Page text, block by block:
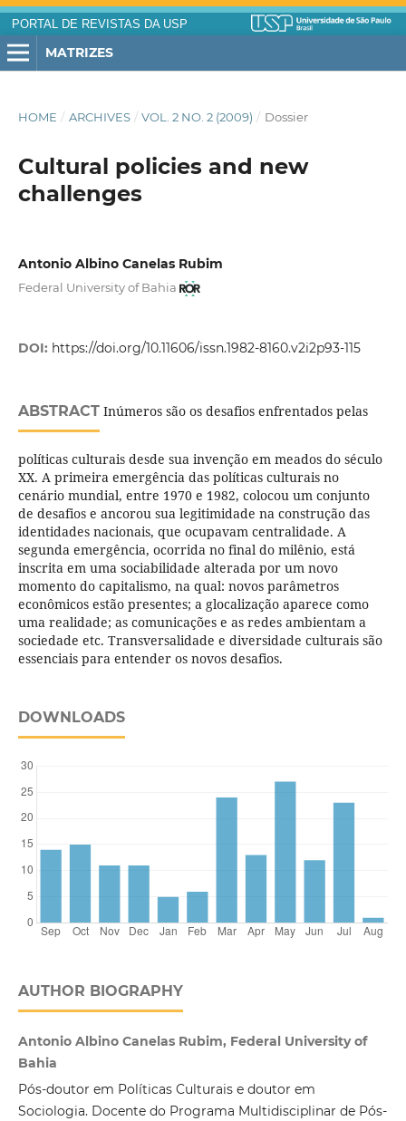
PORTAL DE REVISTAS DA USP
MATRIZES
HOME / ARCHIVES / VOL. 2 NO. 2 (2009) / Dossier
Cultural policies and new
challenges
Antonio Albino Canelas Rubim
Federal University of Bahia
DOI: https://doi.org/10.11606/issn.1982-8160.v2i2p93-115
ABSTRACTInúmeros são os desafios enfrentados pelas
políticas culturais desde sua invenção em meados do século
XX. A primeira emergência das políticas culturais no
cenário mundial, entre 1970 e 1982, colocou um conjunto
de desafios e ancorou sua legitimidade na construção das
identidades nacionais, que ocupavam centralidade. A
segunda emergência, ocorrida no final do milênio, está
inscrita em uma sociabilidade alterada por um novo
momento do capitalismo, na qual: novos parâmetros
econômicos estão presentes; a glocalização aparece como
uma realidade; as comunicações e as redes ambientam a
sociedade etc. Transversalidade e diversidade culturais são
essenciais para entender os novos desafios.
DOWNLOADS
AUTHOR BIOGRAPHY
Antonio Albino Canelas Rubim, Federal University of
Bahia
Pós-doutor em Políticas Culturais e doutor em
Sociologia. Docente do Programa Multidisciplinar de Pós-